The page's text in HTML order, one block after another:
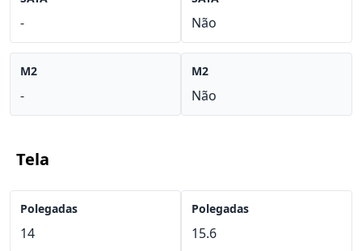
-
M2
-
Não
M2
Não
Tela
Polegadas
14
Polegadas
15.6